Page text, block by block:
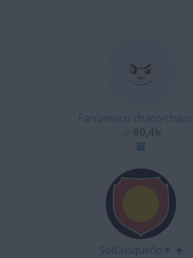
Farramaco chaco-chaco
SolCusqueño☀